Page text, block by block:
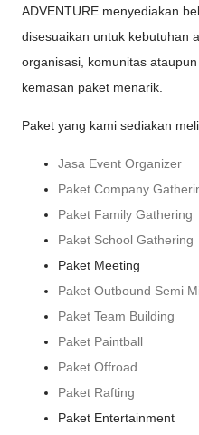
ADVENTURE menyediakan
disesuaikan untuk kebutuhan
organisasi, komunitas
kemasan paket menarik.
Paket yang kami sediakan
Jasa Event Organizer
Paket Company
Paket Family Gathering
Paket School Gathering
Paket Meeting
Paket Outbound Semi
Paket Team Building
Paket Paintball
Paket Offroad
Paket Rafting
Paket Entertainment